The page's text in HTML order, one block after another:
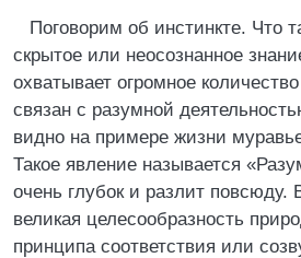
Поговорим об инстинкте. Что
скрытое или неосознанное
охватывает огромное
связан с разумной
видно на примере жизни
Такое явление называется
очень глубок и разлит повсюду.
великая целесообразность
принципа соответствия или